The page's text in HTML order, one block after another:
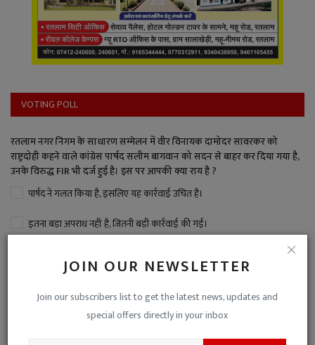
JOIN OUR NEWSLETTER
Join our subscribers list to get the latest news, updates and
special offers directly in your inbox
VOTING POLL
रतलाम नगर निगम के साधारण सम्मेलन में वीर विनायक दामोदर सावरकर को
राष्ट्रदोही कहने वाले कांग्रेस पार्षद सलीम बागवान को सदन से बाहर कर दिया गया है,
उनके विरुद्ध FIR भी दर्ज हुई है। इस पर आपकी क्या राय है ?
पार्षद ने गलत किया है, इसलिए यह कार्रवाई उचित है।
इतना बड़ा अपराध नहीं है, जितनी बड़ी कार्रवाई की गई।
यह जनहित के मुद्दों से ध्यान भटकाने की साजिश है।